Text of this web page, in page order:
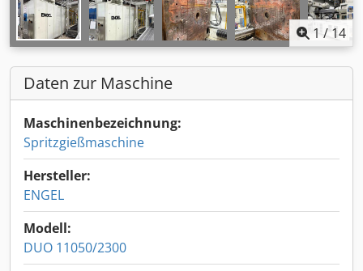
1 / 14
Daten zur Maschine
Maschinenbezeichnung:
Spritzgießmaschine
Hersteller:
ENGEL
Modell:
DUO 11050/2300